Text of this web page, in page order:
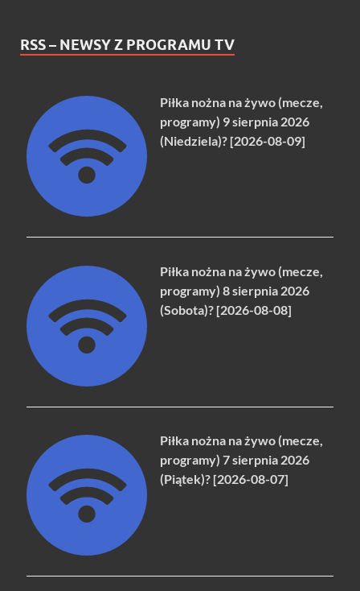
RSS – NEWSY Z PROGRAMU TV
Piłka nożna na żywo (mecze,
programy) 9 sierpnia 2026
(Niedziela)? [2026-08-09]
Piłka nożna na żywo (mecze,
programy) 8 sierpnia 2026
(Sobota)? [2026-08-08]
Piłka nożna na żywo (mecze,
programy) 7 sierpnia 2026
(Piątek)? [2026-08-07]